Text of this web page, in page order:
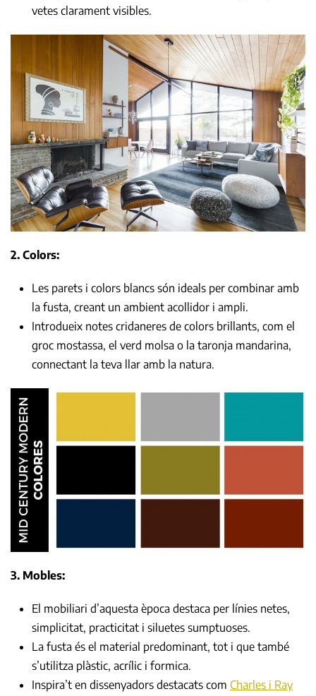
vetes clarament visibles.
2. Colors:
Les parets i colors blancs són ideals per combinar amb
la fusta, creant un ambient acollidor i ampli.
Introdueix notes cridaneres de colors brillants, com el
groc mostassa, el verd molsa o la taronja mandarina,
connectant la teva llar amb la natura.
3. Mobles:
El mobiliari d’aquesta època destaca per línies netes,
simplicitat, practicitat i siluetes sumptuoses.
La fusta és el material predominant, tot i que també
s’utilitza plàstic, acrílic i formica.
Inspira’t en dissenyadors destacats com Charles i Ray